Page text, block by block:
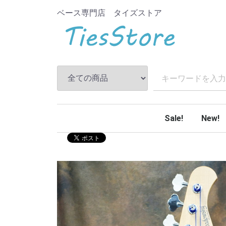
ベース専門店 タイズストア
Sale! New!